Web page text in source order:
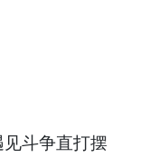
斗争直打摆